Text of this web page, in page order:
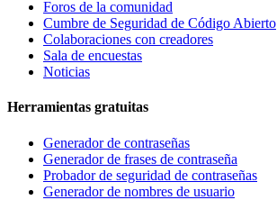
Foros de la comunidad
Cumbre de Seguridad de Código Abierto
Colaboraciones con creadores
Sala de encuestas
Noticias
Herramientas gratuitas
Generador de contraseñas
Generador de frases de contraseña
Probador de seguridad de contraseñas
Generador de nombres de usuario